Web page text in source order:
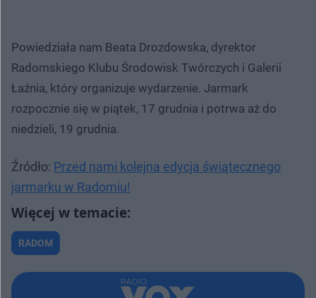
Powiedziała nam Beata Drozdowska, dyrektor
Radomskiego Klubu Środowisk Twórczych i Galerii
Łaźnia, który organizuje wydarzenie. Jarmark
rozpocznie się w piątek, 17 grudnia i potrwa aż do
niedzieli, 19 grudnia.
Źródło: Przed nami kolejna edycja świątecznego
jarmarku w Radomiu!
RADOM